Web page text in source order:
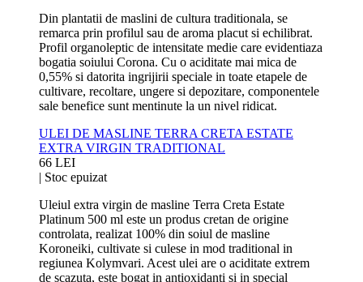
Din plantatii de maslini de cultura traditionala, se
remarca prin profilul sau de aroma placut si echilibrat.
Profil organoleptic de intensitate medie care evidentiaza
bogatia soiului Corona. Cu o aciditate mai mica de
0,55% si datorita ingrijirii speciale in toate etapele de
cultivare, recoltare, ungere si depozitare, componentele
sale benefice sunt mentinute la un nivel ridicat.
ULEI DE MASLINE TERRA CRETA ESTATE
EXTRA VIRGIN TRADITIONAL
66 LEI
Stoc epuizat
Uleiul extra virgin de masline Terra Creta Estate
Platinum 500 ml este un produs cretan de origine
controlata, realizat 100% din soiul de masline
Koroneiki, cultivate si culese in mod traditional in
regiunea Kolymvari. Acest ulei are o aciditate extrem
de scazuta, este bogat in antioxidanti si in special